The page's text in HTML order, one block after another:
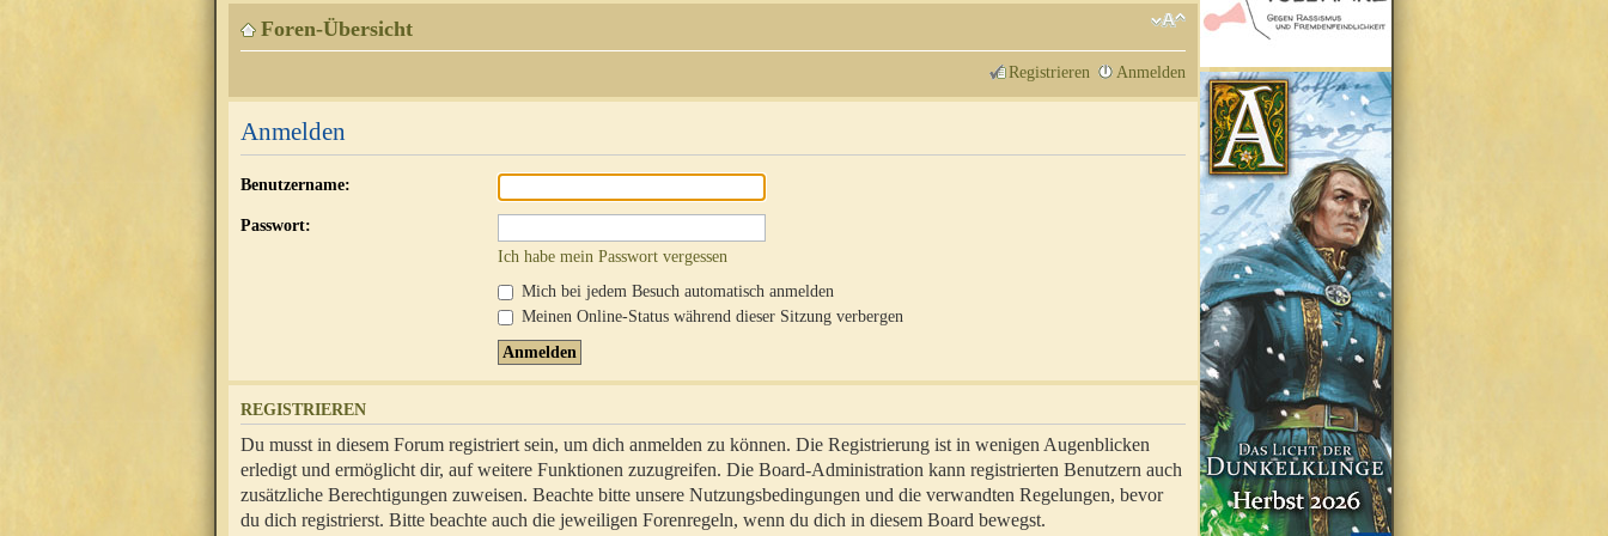
Foren-Übersicht
Registrieren Anmelden
Anmelden
Benutzername:
Passwort:
Ich habe mein Passwort vergessen
Mich bei jedem Besuch automatisch anmelden
Meinen Online-Status während dieser Sitzung verbergen
REGISTRIEREN
Du musst in diesem Forum registriert sein, um dich anmelden zu können. Die Registrierung ist in wenigen Augenblicken
erledigt und ermöglicht dir, auf weitere Funktionen zuzugreifen. Die Board-Administration kann registrierten Benutzern auch
zusätzliche Berechtigungen zuweisen. Beachte bitte unsere Nutzungsbedingungen und die verwandten Regelungen, bevor
du dich registrierst. Bitte beachte auch die jeweiligen Forenregeln, wenn du dich in diesem Board bewegst.